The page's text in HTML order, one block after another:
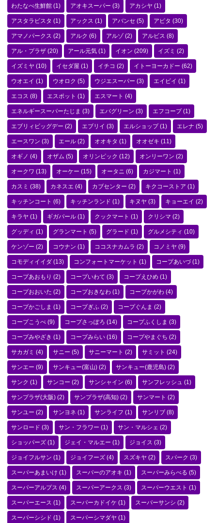
わたなべ生鮮館 (1) アオキスーパー (3) アカシヤ (1)
アスタラビスタ (1) アックス (1) アバンセ (5) アピタ (30)
アマノパークス (2) アルク (6) アルゾ(2) アルビス (8)
アル・プラザ (20) アール元気 (1) イオン (209) イズミ (2)
イズミヤ (10) イセダ屋 (1) イチコ (2) イトーヨーカドー (62)
ウオエイ (1) ウオロク (5) ウジエスーパー (3) エイビイ (1)
エコス (8) エスポット (1) エスマート (4)
エネルギースーパーたじま (3) エバグリーン (3) エフコープ(1)
エブリィビッグデー (2) エブリイ (3) エルショップ(1) エレナ (5)
エースワン (3) エール (2) オオキタ (1) オオゼキ (11)
オギノ (4) オザム (5) オリンピック (12) オンリーワン (2)
オークワ (13) オーケー (15) オータニ (6) カジマート (1)
カスミ (38) カネスエ (4) カブセンター (2) キクコーストア (1)
キッチンコート (6) キッチンランド (1) キヌヤ (3) キョーエイ (2)
キラヤ (1) ギガパール (1) クックマート (1) クリシマ (2)
グッディ (1) グランマート (5) グラード (1) グルメシティ (10)
ケンゾー (2) コウナン (1) ココスナカムラ (2) コノミヤ (9)
コモディイイダ (13) コンフォートマーケット (1) コープあいづ(1)
コープあおもり (2) コープいわて (3) コープえひめ (1)
コープおおいた (2) コープおきなわ (1) コープかがわ (4)
コープかごしま (1) コープぎふ (2) コープぐんま (2)
コープこうべ (9) コープさっぽろ (14) コープふくしま (3)
コープみやざき (1) コープみらい (16) コープやまぐち (2)
サカガミ (4) サニー (5) サニーマート (2) サミット (24)
サンエー (9) サンキュー(富山) (2) サンキュー(鹿児島) (2)
サンク (1) サンコー (2) サンシャイン (6) サンフレッシュ (1)
サンプラザ(大阪) (2) サンプラザ(高知) (2) サンマート (2)
サンユー (2) サンヨネ (1) サンライフ (1) サンリブ (8)
サンロード (3) サン・フラワー (1) サン・マルシェ (2)
ショッパーズ (1) ジェイ・マルエー (1) ジョイス (3)
ジョイフルサン (1) ジョイフーズ (4) スズキヤ (2) スパーク (3)
スーパーあまいけ (1) スーパーのアオキ (1) スーパーみらべる (5)
スーパーアルプス (4) スーパーアークス (3) スーパーウエスト (1)
スーパーエース (1) スーパーカドイケ (1) スーパーサンシ (2)
スーパーシシド (1) スーパーシマダヤ (1)